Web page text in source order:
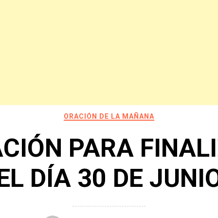
ORACIÓN DE LA MAÑANA
PARA
DÍA 30 DE